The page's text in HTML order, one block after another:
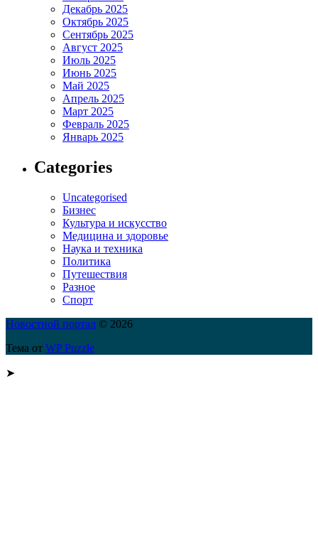
Декабрь 2025
Октябрь 2025
Сентябрь 2025
Август 2025
Июль 2025
Июнь 2025
Май 2025
Апрель 2025
Март 2025
Февраль 2025
Январь 2025
Categories
Uncategorised
Бизнес
Культура и искусство
Медицина и здоровье
Наука и техника
Политика
Путешествия
Разное
Спорт
Новостной портал © 2026
Тема от WP Puzzle
➤